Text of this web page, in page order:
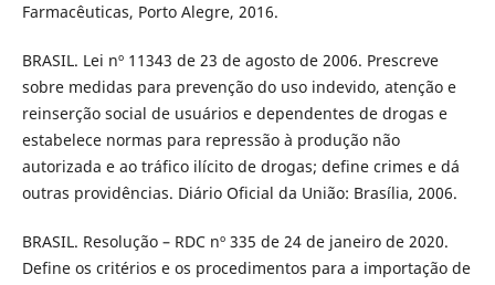
Farmacêuticas, Porto Alegre, 2016.
BRASIL. Lei nº 11343 de 23 de agosto de 2006. Prescreve
sobre medidas para prevenção do uso indevido, atenção e
reinserção social de usuários e dependentes de drogas e
estabelece normas para repressão à produção não
autorizada e ao tráfico ilícito de drogas; define crimes e dá
outras providências. Diário Oficial da União: Brasília, 2006.
BRASIL. Resolução – RDC nº 335 de 24 de janeiro de 2020.
Define os critérios e os procedimentos para a importação de